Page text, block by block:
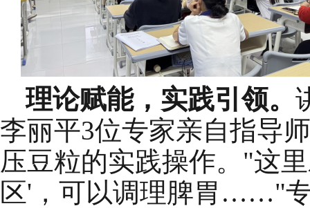
理论赋能，实践引领。
李丽平3位专家亲自指导
压豆粒的实践操作。 "这
区'，可以调理脾胃……"